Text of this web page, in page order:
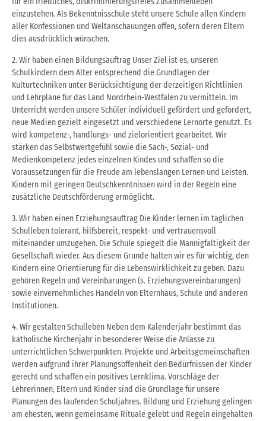
einzustehen. Als Bekenntnisschule steht unsere Schule allen Kindern
aller Konfessionen und Weltanschauungen offen, sofern deren Eltern
dies ausdrücklich wünschen.
2. Wir haben einen Bildungsauftrag Unser Ziel ist es, unseren
Schulkindern dem Alter entsprechend die Grundlagen der
Kulturtechniken unter Berücksichtigung der derzeitigen Richtlinien
und Lehrpläne für das Land Nordrhein-Westfalen zu vermitteln. Im
Unterricht werden unsere Schüler individuell gefördert und gefordert,
neue Medien gezielt eingesetzt und verschiedene Lernorte genutzt. Es
wird kompetenz-, handlungs- und zielorientiert gearbeitet. Wir
stärken das Selbstwertgefühl sowie die Sach-, Sozial- und
Medienkompetenz jedes einzelnen Kindes und schaffen so die
Voraussetzungen für die Freude am lebenslangen Lernen und Leisten.
Kindern mit geringen Deutschkenntnissen wird in der Regeln eine
zusätzliche Deutschförderung ermöglicht.
3. Wir haben einen Erziehungsauftrag Die Kinder lernen im täglichen
Schulleben tolerant, hilfsbereit, respekt- und vertrauensvoll
miteinander umzugehen. Die Schule spiegelt die Mannigfaltigkeit der
Gesellschaft wieder. Aus diesem Grunde halten wir es für wichtig, den
Kindern eine Orientierung für die Lebenswirklichkeit zu geben. Dazu
gehören Regeln und Vereinbarungen (s. Erziehungsvereinbarungen)
sowie einvernehmliches Handeln von Elternhaus, Schule und anderen
Institutionen.
4. Wir gestalten Schulleben Neben dem Kalenderjahr bestimmt das
katholische Kirchenjahr in besonderer Weise die Anlässe zu
unterrichtlichen Schwerpunkten. Projekte und Arbeitsgemeinschaften
werden aufgrund ihrer Planungsoffenheit den Bedürfnissen der Kinder
gerecht und schaffen ein positives Lernklima. Vorschläge der
Lehrerinnen, Eltern und Kinder sind die Grundlage für unsere
Planungen des laufenden Schuljahres. Bildung und Erziehung gelingen
am ehesten, wenn gemeinsame Rituale gelebt und Regeln eingehalten